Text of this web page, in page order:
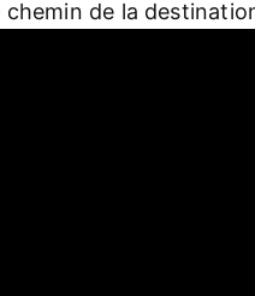
de la